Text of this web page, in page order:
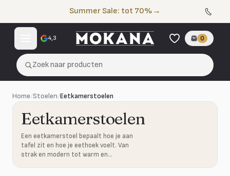
Summer Sale: tot 70% →
4,3 0
Zoek naar producten
Home/Stoelen/Eetkamerstoelen
Eetkamerstoelen
Een eetkamerstoel bepaalt hoe je aan
tafel zit en hoe je eethoek voelt. Van
strak en modern tot warm en